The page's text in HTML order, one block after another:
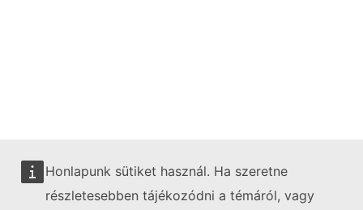
Honlapunk sütiket használ. Ha szeretne
részletesebben tájékozódni a témáról, vagy